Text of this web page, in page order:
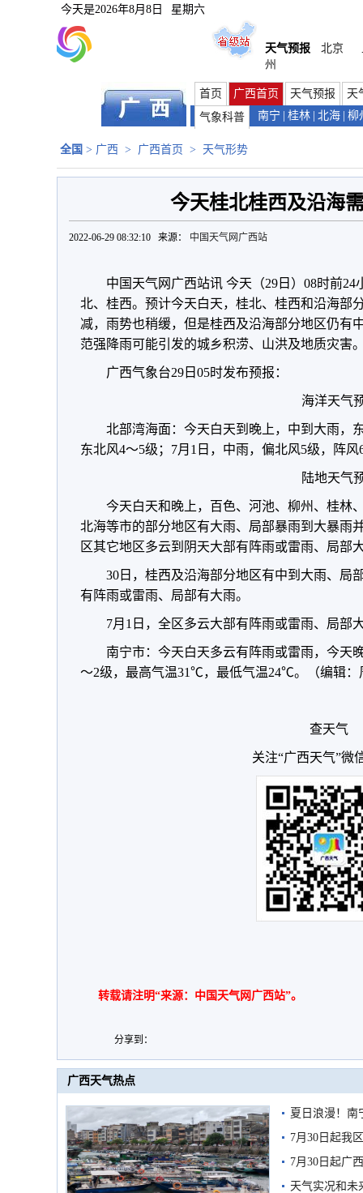
今天是2026年8月8日 星期六
天气预报 北京
州
首页 广西首页 天气预报
天
气象科普
南宁 桂林 北海 柳
全国 > 广西 > 广西首页 > 天气形势
今天桂北桂西及沿海
2022-06-29 08:32:10 来源： 中国天气网广西站
中国天气网广西站讯 今天（29日）08时前
北、桂西。预计今天白天，桂北、桂西和沿海部
减，雨势也稍缓，但是桂西及沿海部分地区仍有
范强降雨可能引发的城乡积涝、山洪及地质灾害
广西气象台29日05时发布预报：
海洋天气
北部湾海面：今天白天到晚上，中到大雨，
东北风4～5级；7月1日，中雨，偏北风5级，阵
陆地天气
今天白天和晚上，百色、河池、柳州、桂林
北海等市的部分地区有大雨、局部暴雨到大暴雨
区其它地区多云到阴天大部有阵雨或雷雨、局部
30日，桂西及沿海部分地区有中到大雨、局
有阵雨或雷雨、局部有大雨。
7月1日，全区多云大部有阵雨或雷雨、局部
南宁市：今天白天多云有阵雨或雷雨，今天
～2级，最高气温31℃，最低气温24℃。（编辑：
查天气
关注“广西天气”微
转载请注明“来源：中国天气网广西站”。
分享到：
广西天气热点
夏日浪漫！南
7月30日起我
7月30日起广
天气实况和未